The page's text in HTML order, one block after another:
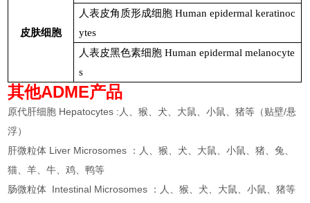
皮肤细胞
人表皮角质形成细胞 Human epidermal keratinoc
ytes
人表皮黑色素细胞 Human epidermal melanocyte
s
其他ADME产品
原代肝细胞 Hepatocytes :人、猴、犬、大鼠、小鼠、猪等（贴壁/悬
浮）
肝微粒体 Liver Microsomes ：人、猴、犬、大鼠、小鼠、猪、兔、
猫、羊、牛、鸡、鸭等
肠微粒体 Intestinal Microsomes ：人、猴、犬、大鼠、小鼠、猪等